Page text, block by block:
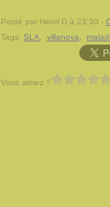
Posté par Henri D à 23:30 -
Tags: SLA villanova
Vous aimez ?